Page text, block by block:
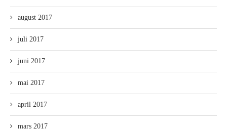
august 2017
juli 2017
juni 2017
mai 2017
april 2017
mars 2017